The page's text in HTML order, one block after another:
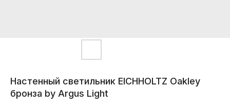
Настенный светильник EICHHOLTZ Oakley
бронза by Argus Light